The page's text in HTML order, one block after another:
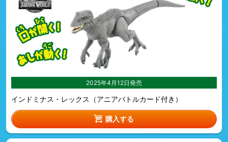
2025年4月12日発売
インドミナス・レックス（アニアバトルカード付き）
購入する